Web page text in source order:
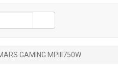
GAMING MPIII750W